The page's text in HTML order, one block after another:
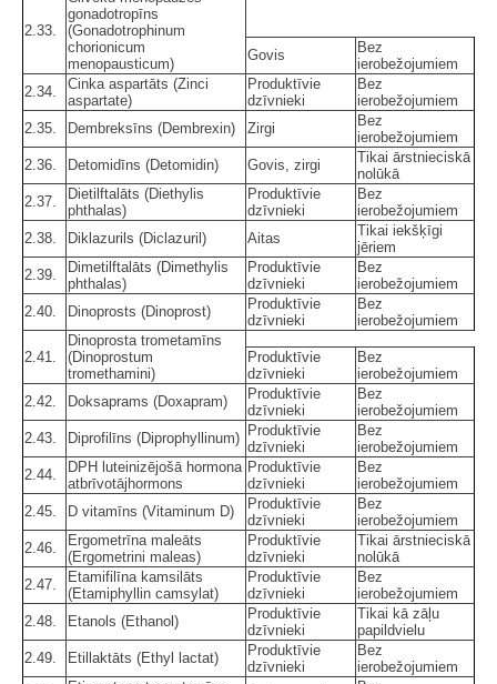
2.33.
gonadotropīns
(Gonadotrophinum
chorionicum
menopausticum)
Govis
Bez
ierobežojumiem
2.34.
Cinka aspartāts (Zinci
aspartate)
Produktīvie
dzīvnieki
Bez
ierobežojumiem
2.35.
Dembreksīns (Dembrexin) Zirgi
Bez
ierobežojumiem
2.36.
Detomidīns (Detomidin) Govis, zirgi
Tikai ārstnieciskā
nolūkā
2.37.
Dietilftalāts (Diethylis
phthalas)
Produktīvie
dzīvnieki
Bez
ierobežojumiem
2.38.
Diklazurils (Diclazuril) Aitas
Tikai iekšķīgi
jēriem
2.39.
Dimetilftalāts (Dimethylis
phthalas)
Produktīvie
dzīvnieki
Bez
ierobežojumiem
2.40.
Dinoprosts (Dinoprost)
Produktīvie
dzīvnieki
Bez
ierobežojumiem
2.41.
Dinoprosta trometamīns
(Dinoprostum
tromethamini)
Produktīvie
dzīvnieki
Bez
ierobežojumiem
2.42.
Doksaprams (Doxapram)
Produktīvie
dzīvnieki
Bez
ierobežojumiem
2.43.
Diprofilīns (Diprophyllinum) Produktīvie
dzīvnieki
Bez
ierobežojumiem
2.44.
DPH luteinizējošā hormona
atbrīvotājhormons
Produktīvie
dzīvnieki
Bez
ierobežojumiem
2.45.
D vitamīns (Vitaminum D)
Produktīvie
dzīvnieki
Bez
ierobežojumiem
2.46.
Ergometrīna maleāts
(Ergometrini maleas)
Produktīvie
dzīvnieki
Tikai ārstnieciskā
nolūkā
2.47.
Etamifilīna kamsilāts
(Etamiphyllin camsylat)
Produktīvie
dzīvnieki
Bez
ierobežojumiem
2.48.
Etanols (Ethanol)
Produktīvie
dzīvnieki
Tikai kā zāļu
papildvielu
2.49.
Etillaktāts (Ethyl lactat)
Produktīvie
dzīvnieki
Bez
ierobežojumiem